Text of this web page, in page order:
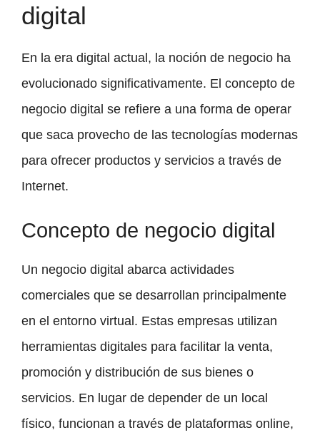
digital
En la era digital actual, la noción de negocio ha
evolucionado significativamente. El concepto de
negocio digital se refiere a una forma de operar
que saca provecho de las tecnologías modernas
para ofrecer productos y servicios a través de
Internet.
Concepto de negocio digital
Un negocio digital abarca actividades
comerciales que se desarrollan principalmente
en el entorno virtual. Estas empresas utilizan
herramientas digitales para facilitar la venta,
promoción y distribución de sus bienes o
servicios. En lugar de depender de un local
físico, funcionan a través de plataformas online,